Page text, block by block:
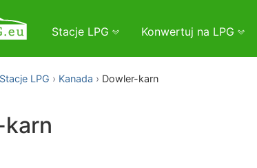
Stacje LPG Konwertuj na LPG
Stacje LPG Kanada Dowler-karn